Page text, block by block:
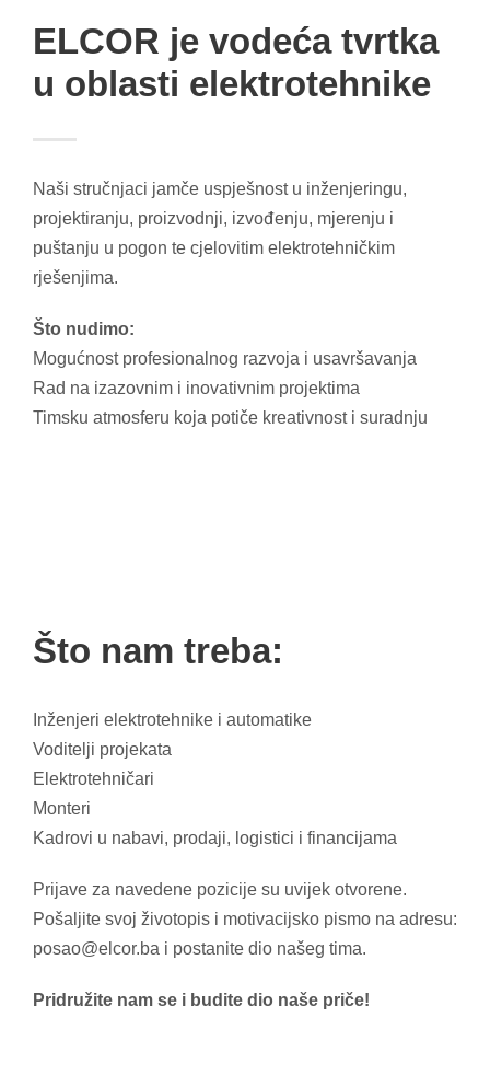
ELCOR je vodeća tvrtka
u oblasti elektrotehnike
Naši stručnjaci jamče uspješnost u inženjeringu,
projektiranju, proizvodnji, izvođenju, mjerenju i
puštanju u pogon te cjelovitim elektrotehničkim
rješenjima.
Što nudimo:
Mogućnost profesionalnog razvoja i usavršavanja
Rad na izazovnim i inovativnim projektima
Timsku atmosferu koja potiče kreativnost i suradnju
Što nam treba:
Inženjeri elektrotehnike i automatike
Voditelji projekata
Elektrotehničari
Monteri
Kadrovi u nabavi, prodaji, logistici i financijama
Prijave za navedene pozicije su uvijek otvorene.
Pošaljite svoj životopis i motivacijsko pismo na adresu:
posao@elcor.ba i postanite dio našeg tima.
Pridružite nam se i budite dio naše priče!